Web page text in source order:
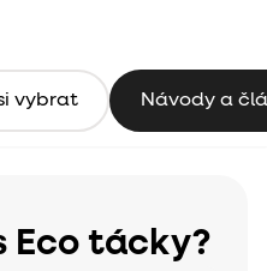
vybrat Návody a
Eco tácky?